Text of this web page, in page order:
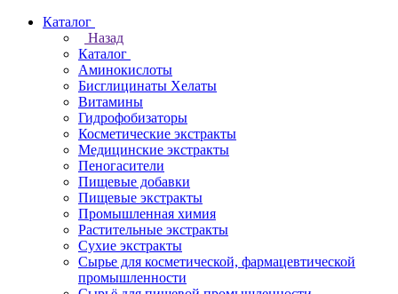
Каталог
Назад
Каталог
Аминокислоты
Бисглицинаты Хелаты
Витамины
Гидрофобизаторы
Косметические экстракты
Медицинские экстракты
Пеногасители
Пищевые добавки
Пищевые экстракты
Промышленная химия
Растительные экстракты
Сухие экстракты
Сырье для косметической, фармацевтической
промышленности